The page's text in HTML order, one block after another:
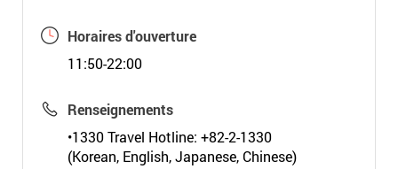
Horaires d'ouverture
11:50-22:00
Renseignements
•1330 Travel Hotline: +82-2-1330
(Korean, English, Japanese, Chinese)